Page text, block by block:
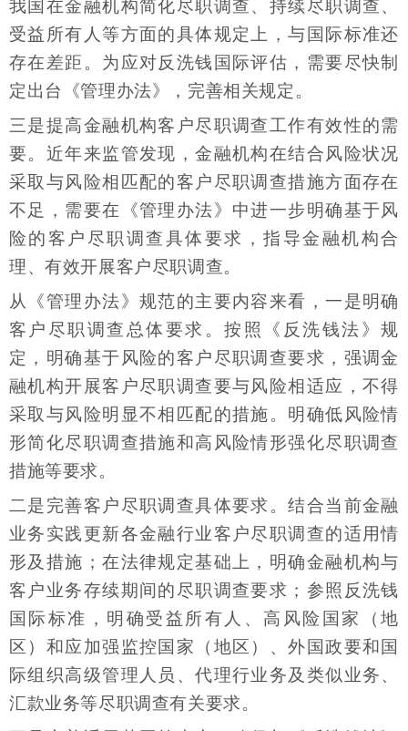
我国在金融机构简化尽职调查、持续尽职调查、
受益所有人等方面的具体规定上，与国际标准还
存在差距。为应对反洗钱国际评估，需要尽快制
定出台《管理办法》，完善相关规定。
三是提高金融机构客户尽职调查工作有效性的需
要。近年来监管发现，金融机构在结合风险状况
采取与风险相匹配的客户尽职调查措施方面存在
不足，需要在《管理办法》中进一步明确基于风
险的客户尽职调查具体要求，指导金融机构合
理、有效开展客户尽职调查。
从《管理办法》规范的主要内容来看，一是明确
客户尽职调查总体要求。按照《反洗钱法》规
定，明确基于风险的客户尽职调查要求，强调金
融机构开展客户尽职调查要与风险相适应，不得
采取与风险明显不相匹配的措施。明确低风险情
形简化尽职调查措施和高风险情形强化尽职调查
措施等要求。
二是完善客户尽职调查具体要求。结合当前金融
业务实践更新各金融行业客户尽职调查的适用情
形及措施；在法律规定基础上，明确金融机构与
客户业务存续期间的尽职调查要求；参照反洗钱
国际标准，明确受益所有人、高风险国家（地
区）和应加强监控国家（地区）、外国政要和国
际组织高级管理人员、代理行业务及类似业务、
汇款业务等尽职调查有关要求。